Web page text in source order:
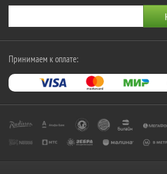
Принимаем к оплате: